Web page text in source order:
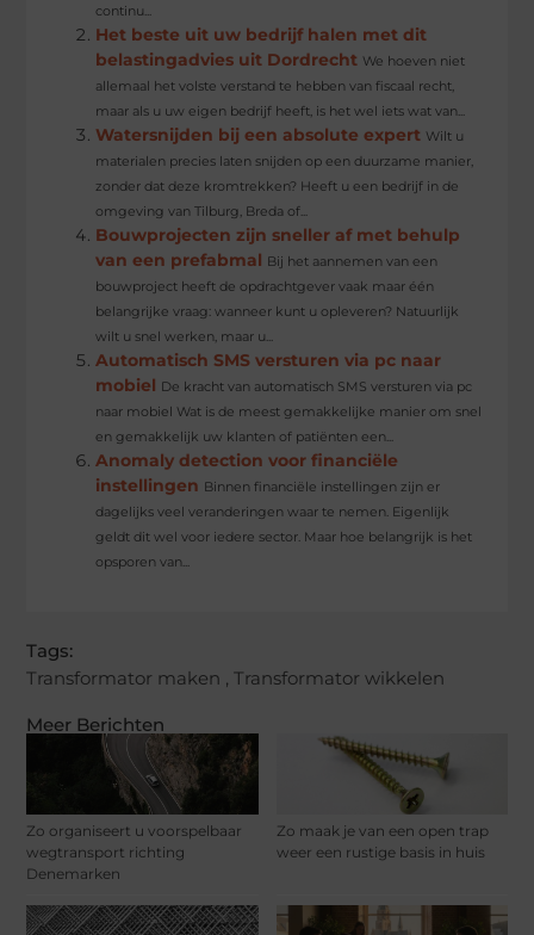
Meer Berichten
Zo organiseert u voorspelbaar
wegtransport richting
Denemarken
Zo maak je van een open trap
weer een rustige basis in huis
continu...
Het beste uit uw bedrijf halen met dit
belastingadvies uit Dordrecht We hoeven niet
allemaal het volste verstand te hebben van fiscaal recht,
maar als u uw eigen bedrijf heeft, is het wel iets wat van...
Watersnijden bij een absolute expert Wilt u
materialen precies laten snijden op een duurzame manier,
zonder dat deze kromtrekken? Heeft u een bedrijf in de
omgeving van Tilburg, Breda of...
Bouwprojecten zijn sneller af met behulp
van een prefabmal Bij het aannemen van een
bouwproject heeft de opdrachtgever vaak maar één
belangrijke vraag: wanneer kunt u opleveren? Natuurlijk
wilt u snel werken, maar u...
Automatisch SMS versturen via pc naar
mobiel De kracht van automatisch SMS versturen via pc
naar mobiel Wat is de meest gemakkelijke manier om snel
en gemakkelijk uw klanten of patiënten een...
Anomaly detection voor financiële
instellingen Binnen financiële instellingen zijn er
dagelijks veel veranderingen waar te nemen. Eigenlijk
geldt dit wel voor iedere sector. Maar hoe belangrijk is het
opsporen van...
Tags:
Transformator maken ,Transformator wikkelen